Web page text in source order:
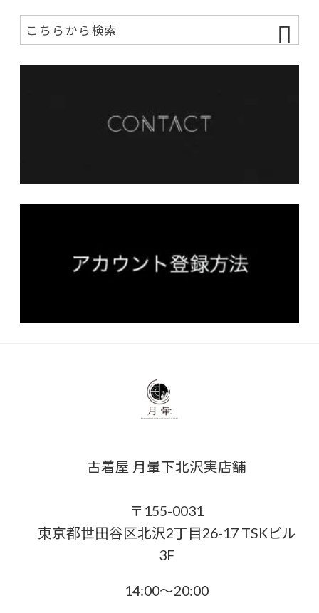
古着屋 月暈下北沢実店舗
〒155-0031
東京都世田谷区北沢2丁目26-17 TSKビル
3F
14:00〜20:00